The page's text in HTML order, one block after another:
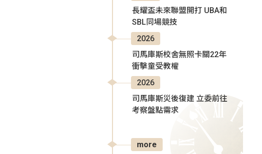
長耀盃未來聯盟開打 UBA和
SBL同場競技
2026
司馬庫斯校舍無照卡關22年
衝擊童受教權
2026
司馬庫斯災後復建 立委前往
考察盤點需求
more